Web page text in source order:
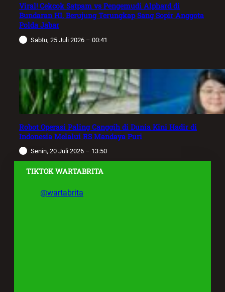
Viral! Cekcok Satpam vs Pengemudi Alphard di
Bundaran HI, Berujung Terungkap Sang Sopir Anggota
Polda Jabar
Sabtu, 25 Juli 2026 – 00:41
Robot Operasi Paling Canggih di Dunia Kini Hadir di
Indonesia Melalui RS Mandaya Puri
Senin, 20 Juli 2026 – 13:50
TIKTOK WARTABRITA
@wartabrita